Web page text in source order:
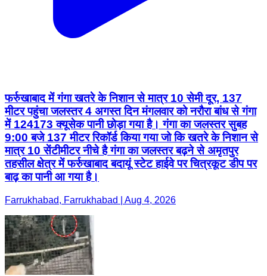
फर्रुखाबाद में गंगा खतरे के निशान से मात्र 10 सेमी दूर, 137
मीटर पहुंचा जलस्तर 4 अगस्त दिन मंगलवार को नरौरा बांध से गंगा
में 124173 क्यूसेक पानी छोड़ा गया है। गंगा का जलस्तर सुबह
9:00 बजे 137 मीटर रिकॉर्ड किया गया जो कि खतरे के निशान से
मात्र 10 सेंटीमीटर नीचे है गंगा का जलस्तर बढ़ने से अमृतपुर
तहसील क्षेत्र में फर्रुखाबाद बदायूं स्टेट हाईवे पर चित्रकूट डीप पर
बाढ़ का पानी आ गया है।
Farrukhabad, Farrukhabad | Aug 4, 2026